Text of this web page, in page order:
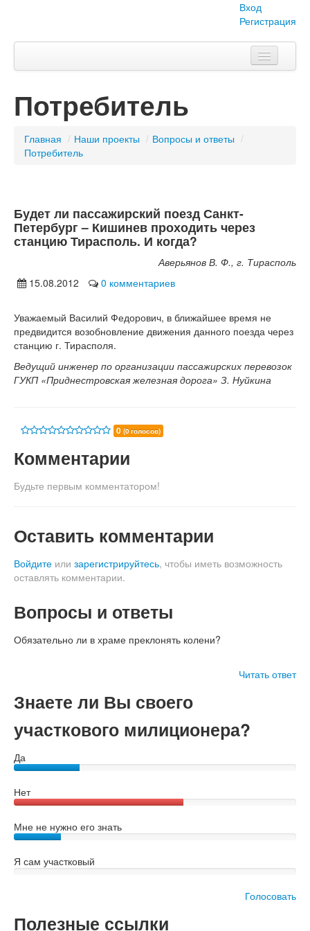
Вход
Регистрация
Тема номера
Объявления
Наши проекты
Вопросы-ответы
О нас
Потребитель
Главная / Наши проекты / Вопросы и ответы /
Потребитель
Будет ли пассажирский поезд Санкт-
Петербург – Кишинев проходить через
станцию Тирасполь. И когда?
Аверьянов В. Ф., г. Тирасполь
15.08.2012
0 комментариев
Уважаемый Василий Федорович, в ближайшее время не
предвидится возобновление движения данного поезда через
станцию г. Тирасполя.
Ведущий инженер по организации пассажирских перевозок
ГУКП «Приднестровская железная дорога» З. Нуйкина
0 (0 голосов)
Комментарии
Будьте первым комментатором!
Оставить комментарии
Войдите или зарегистрируйтесь, чтобы иметь возможность
оставлять комментарии.
Вопросы и ответы
Обязательно ли в храме преклонять колени?
Читать ответ
Знаете ли Вы своего
участкового милиционера?
Да
Нет
Мне не нужно его знать
Я сам участковый
Голосовать
Полезные ссылки